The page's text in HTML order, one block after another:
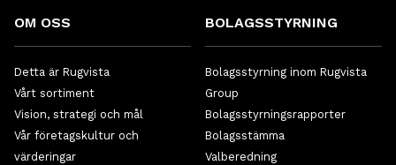
OM OSS
Detta är Rugvista
Vårt sortiment
Vision, strategi och mål
Vår företagskultur och
värderingar
BOLAGSSTYRNING
Bolagsstyrning inom Rugvista
Group
Bolagsstyrningsrapporter
Bolagsstämma
Valberedning